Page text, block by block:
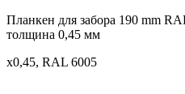
Планкен для забора 190 mm
толщина 0,45 мм
x0,45, RAL 6005